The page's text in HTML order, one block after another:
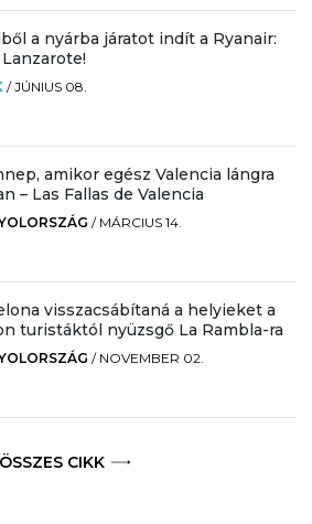
a nyárba járatot indít a Ryanair:
/JÚNIUS 08.
amikor egész Valencia lángra
– Las Fallas de Valencia
/ MÁRCIUS 14.
visszacsábítaná a helyieket a
turistáktól nyüzsgő La Rambla-ra
/ NOVEMBER 02.
ÖSSZES CIKK